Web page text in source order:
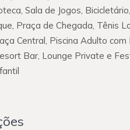
Sala de Jogos,
Praça de Chegada, Tênis
Central, Piscina Adulto com
Bar, Lounge Private e